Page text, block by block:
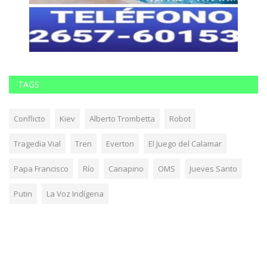
TAGS
Conflicto Kiev Alberto Trombetta Robot
Tragedia Vial Tren Everton El Juego del Calamar
Papa Francisco Río Canapino OMS Jueves Santo
Putin La Voz Indígena